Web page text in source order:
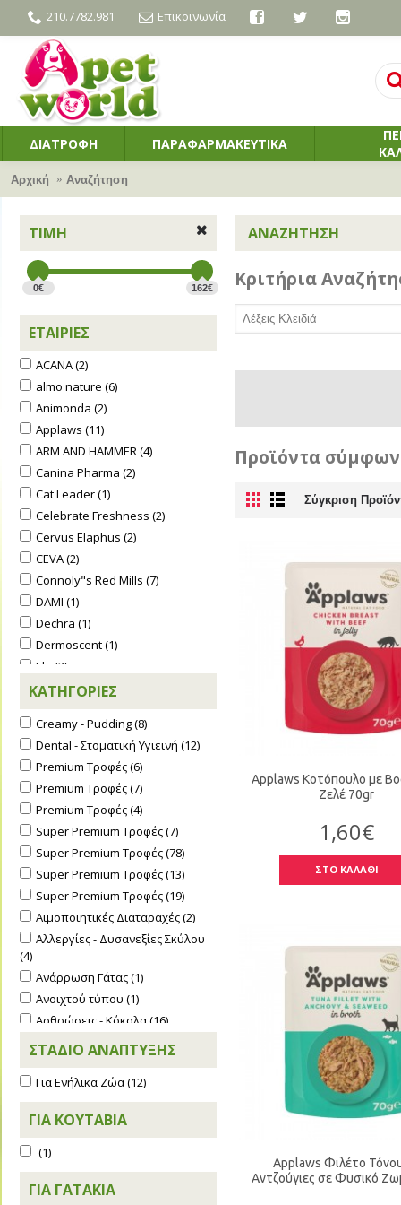
210.7782.981 Επικοινωνία
ΔΙΑΤΡΟΦΗ ΠΑΡΑΦΑΡΜΑΚΕΥΤΙΚΑ
Αρχική Αναζήτηση
ΤΙΜΉ
0€ 162€
ΕΤΑΙΡΊΕΣ
ACANA (2)
almo nature (6)
Animonda (2)
Applaws (11)
ARM AND HAMMER (4)
Canina Pharma (2)
Cat Leader (1)
Celebrate Freshness (2)
Cervus Elaphus (2)
CEVA (2)
Connoly"s Red Mills (7)
DAMI (1)
Dechra (1)
Dermoscent (1)
Ebi (2)
Eco Shampoo (5)
EVERCLEAN (2)
FERPLAST (14)
Fish4Cats (14)
FLEXI (1)
FRONTLINE PET CARE (2)
Gheda Unica Natura (9)
Glee (1)
Hill's Prescription Diet (18)
Hill's Science Plan (18)
Hill's Vet Essentials (9)
HIMALAYAN CHEESE BONE (2)
INABA (1)
Intersand (1)
JR FARM (4)
KROPIA.γη (1)
LEONARDO (4)
M&C (14)
madpet (3)
Monge (9)
MUGUE (4)
Nature First - happypet (2)
ΚΑΤΗΓΟΡΊΕΣ
Creamy - Pudding (8)
Dental - Στοματική Υγιεινή (12)
Premium Τροφές (6)
Premium Τροφές (7)
Premium Τροφές (4)
Super Premium Τροφές (7)
Super Premium Τροφές (78)
Super Premium Τροφές (13)
Super Premium Τροφές (19)
Αιμοποιητικές Διαταραχές (2)
Αλλεργίες - Δυσανεξίες Σκύλου
(4)
Ανάρρωση Γάτας (1)
Ανοιχτού τύπου (1)
Αρθρώσεις - Κόκαλα (16)
Αρθρώσεις - Κόκαλα (5)
Αυτιά (2)
Αυτιά (2)
Αυτόματες Ταΐστρες - Ποτίστρες
(2)
(2)
ΣΤΆΔΙΟ ΑΝΆΠΤΥΞΗΣ
Για Ενήλικα Ζώα (12)
ΓΙΑ ΚΟΥΤΆΒΙΑ
(1)
ΓΙΑ ΓΑΤΆΚΙΑ
ΑΝΑΖΉΤΗΣΗ
Κριτήρια
Προϊόντα
Σύγκριση
Applaws Κοτόπουλο με
Ζελέ 70gr
1,60€
ΣΤΟ ΚΑΛΑΘΙ
Applaws Φιλέτο
Αντζούγιες σε Φυσικό